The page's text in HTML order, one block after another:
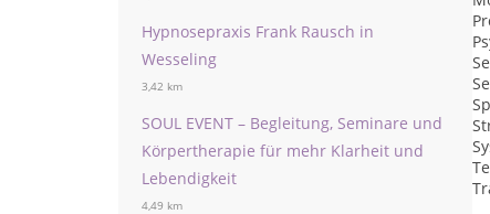
Hypnosepraxis Frank Rausch in
Wesseling
3,42 km
SOUL EVENT – Begleitung, Seminare und
Körpertherapie für mehr Klarheit und
Lebendigkeit
4,49 km